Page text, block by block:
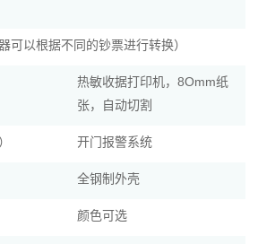
可以根据不同的钞票进行转换）
热敏收据打印机，8Omm纸
张，自动切割
开门报警系统
全钢制外壳
颜色可选